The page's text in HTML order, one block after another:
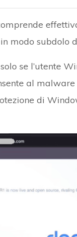
modo subdolo
solo se l’utente
al
di